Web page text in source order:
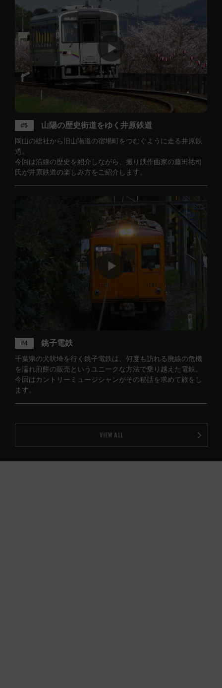
#5 山陽の歴史街道をゆく井原鉄道
岡山の総社から旧山陽道の宿場町をつむぐように走る井原鉄
道。
今回は沿線の歴史を紹介­しながら、撮り鉄作曲家の藤田祐司
氏が井原鉄道の楽しみ方をご紹介します。
#4 銚子電鉄
千葉県の犬吠埼を行く銚子電鉄は、何度も訪れる廃線の危機
を濡れ煎餅の販売というユニ­ークな方法で乗り越えた電鉄。
今回はカントリーミュージシャンがその秘話を求めて旅を­し
ます。
VIEW ALL